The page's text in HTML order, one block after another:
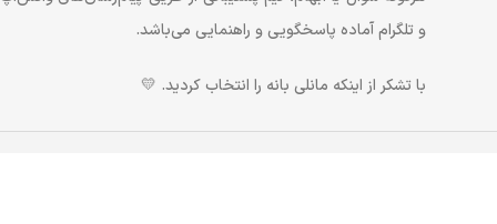
و تلگرام آماده پاسخگویی و راهنمایی می‌باشد.
با تشکر از اینکه مانلی بانه را انتخاب کردید. 💛